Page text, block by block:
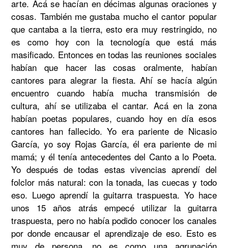
arte. Acá se hacían en décimas algunas oraciones y
cosas. También me gustaba mucho el cantor popular
que cantaba a la tierra, esto era muy restringido, no
es como hoy con la tecnología que está más
masificado. Entonces en todas las reuniones sociales
habían que hacer las cosas oralmente, habían
cantores para alegrar la fiesta. Ahí se hacía algún
encuentro cuando había mucha transmisión de
cultura, ahí se utilizaba el cantar. Acá en la zona
habían poetas populares, cuando hoy en día esos
cantores han fallecido. Yo era pariente de Nicasio
García, yo soy Rojas García, él era pariente de mi
mamá; y él tenía antecedentes del Canto a lo Poeta.
Yo después de todas estas vivencias aprendí del
folclor más natural: con la tonada, las cuecas y todo
eso. Luego aprendí la guitarra traspuesta. Yo hace
unos 15 años atrás empecé utilizar la guitarra
traspuesta, pero no había podido conocer los canales
por donde encausar el aprendizaje de eso. Esto es